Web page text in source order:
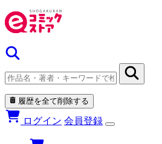
履歴を全て削除する
ログイン 会員登録